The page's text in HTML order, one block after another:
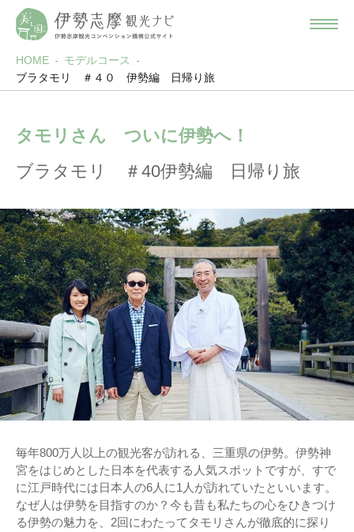
HOME
モデルコース
ブラタモリ ＃４０ 伊勢編 日帰り旅
タモリさん ついに伊勢へ！
ブラタモリ ＃40伊勢編 日帰り旅
毎年800万人以上の観光客が訪れる、三重県の伊勢。伊勢神
宮をはじめとした日本を代表する人気スポットですが、すで
に江戸時代には日本人の6人に1人が訪れていたといいます。
なぜ人は伊勢を目指すのか？今も昔も私たちの心をひきつけ
る伊勢の魅力を、2回にわたってタモリさんが徹底的に探り